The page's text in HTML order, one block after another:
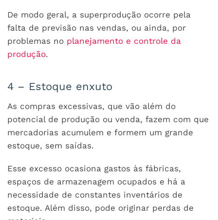
De modo geral, a superprodução ocorre pela
falta de previsão nas vendas, ou ainda, por
problemas no planejamento e controle da
produção.
4 – Estoque enxuto
As compras excessivas, que vão além do
potencial de produção ou venda, fazem com que
mercadorias acumulem e formem um grande
estoque, sem saídas.
Esse excesso ocasiona gastos às fábricas,
espaços de armazenagem ocupados e há a
necessidade de constantes inventários de
estoque. Além disso, pode originar perdas de